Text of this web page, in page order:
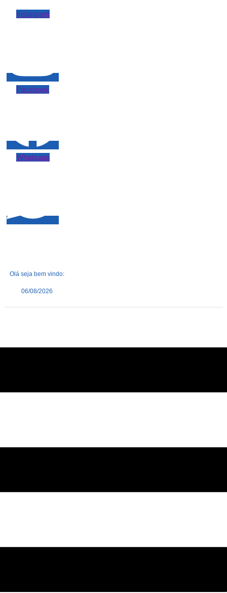
Instagram
Facebook
Whatsapp
Olá seja bem vindo:
06/08/2026